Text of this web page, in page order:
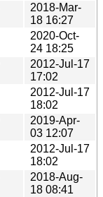
2018-Mar-
18 16:27
2020-Oct-
24 18:25
2012-Jul-17
17:02
2012-Jul-17
18:02
2019-Apr-
03 12:07
2012-Jul-17
18:02
2018-Aug-
18 08:41